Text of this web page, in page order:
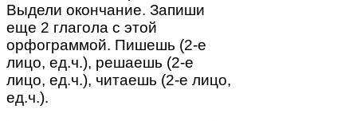
Выдели окончание. Запиши
еще 2 глагола с этой
орфограммой. Пишешь (2-е
лицо, ед.ч.), решаешь (2-е
лицо, ед.ч.), читаешь (2-е лицо,
ед.ч.).